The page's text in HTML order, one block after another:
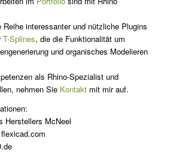
Reihe interessanter und nützliche Plugins
T-Splines, die die Funktionalität um
und organisches Modelieren
als Rhino-Spezialist und
nehmen Sie Kontaktmit mir auf.
Herstellers McNeel